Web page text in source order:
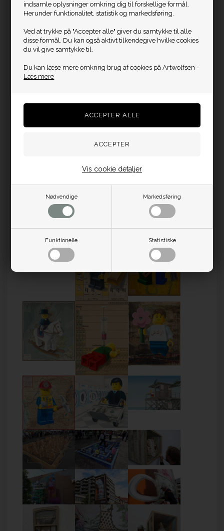
indsamle oplysninger omkring dig til forskellige formål.
Herunder funktionalitet, statistik og markedsføring.
Ved at trykke på "Accepter alle" giver du samtykke til alle
disse formål. Du kan også aktivt tilkendegive hvilke cookies
du vil give samtykke til.
Du kan læse mere omkring brug af cookies på Artwolfsen -
Læs mere
Nødvendige Markedsføring
Funktionelle Statistiske
Vis cookie detaljer
Vi håber, I vil tage godt imod Leon Keer og hans unikke
værker.